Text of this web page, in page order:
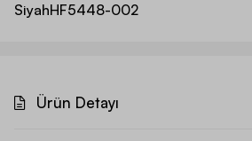
SiyahHF5448-002
Ürün Detayı